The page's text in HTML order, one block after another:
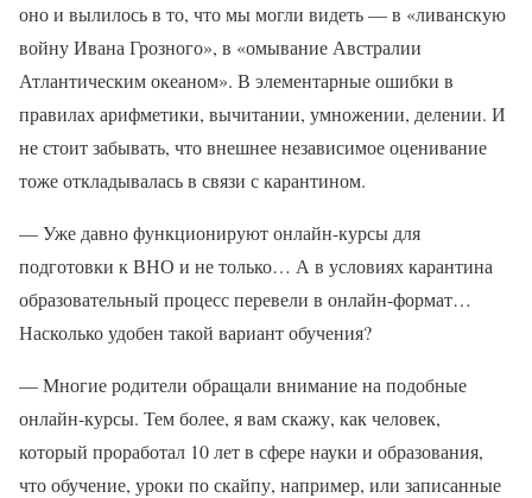
оно и вылилось в то, что мы могли видеть — в «ливанскую
войну Ивана Грозного», в «омывание Австралии
Атлантическим океаном». В элементарные ошибки в
правилах арифметики, вычитании, умножении, делении. И
не стоит забывать, что внешнее независимое оценивание
тоже откладывалась в связи с карантином.
— Уже давно функционируют онлайн-курсы для
подготовки к ВНО и не только… А в условиях карантина
образовательный процесс перевели в онлайн-формат…
Насколько удобен такой вариант обучения?
— Многие родители обращали внимание на подобные
онлайн-курсы. Тем более, я вам скажу, как человек,
который проработал 10 лет в сфере науки и образования,
что обучение, уроки по скайпу, например, или записанные